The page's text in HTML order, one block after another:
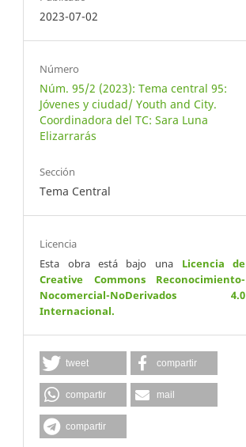
2023-07-02
Número
Núm. 95/2 (2023): Tema central 95:
Jóvenes y ciudad/ Youth and City.
Coordinadora del TC: Sara Luna
Elizarrarás
Sección
Tema Central
Licencia
Esta obra está bajo una Licencia de
Creative Commons Reconocimiento-
Nocomercial-NoDerivados 4.0
Internacional.
tweet compartir
compartir mail
compartir